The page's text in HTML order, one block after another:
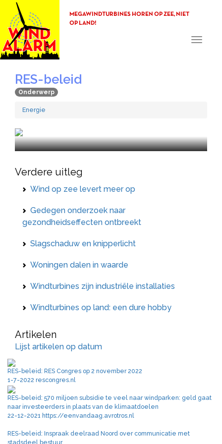
MEGAWINDTURBINES HOREN OP ZEE, NIET
OP LAND!
Toggle
RES-beleid
Onderwerp
Energie
Verdere uitleg
Wind op zee levert meer op
Gedegen onderzoek naar
gezondheidseffecten ontbreekt
Slagschaduw en knipperlicht
Woningen dalen in waarde
Windturbines zijn industriële installaties
Windturbines op land: een dure hobby
Artikelen
Lijst artikelen op datum
RES-beleid: RES Congres op 2 november 2022
1-7-2022 rescongres.nl
RES-beleid: 570 miljoen subsidie te veel naar windparken: geld gaat
naar investeerders in plaats van de klimaatdoelen
22-12-2021 https://eenvandaag.avrotros.nl
RES-beleid: Inspraak deelraad Noord over communicatie met
stadsdeel bestuur.